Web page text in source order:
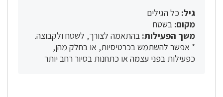
גיל: כל הגילים
מקום: בשטח
משך הפעילות: בהתאמה לצורך, לשטח ולקבוצה.
* אפשר להשתמש בכרטיסיות, או בחלק מהן,
כפעילות בפני עצמה או כתחנות בסיור רחב יותר